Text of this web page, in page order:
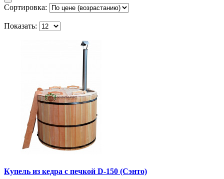
Сортировка:
Показать:
Купель из кедра с печкой D-150 (Сэнто)